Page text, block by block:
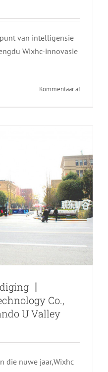
van intelligensie
Wixhc-innovasie
Kommentaar afaan
die
nasionale
gewen！
丨 Chengdu
LTD. verhuis na
丨
Co.,
U Valley
die nuwe jaar,Wixhc
nie, Maar ook
— Onthou